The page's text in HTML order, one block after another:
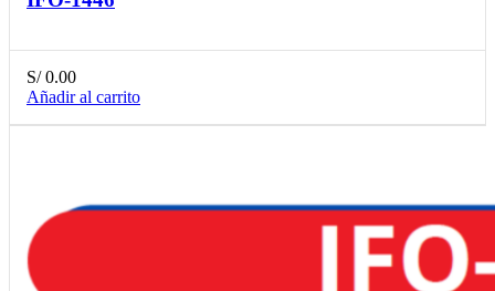
S/0.00
Añadir al carrito